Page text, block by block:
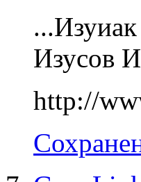
Изусов
http://